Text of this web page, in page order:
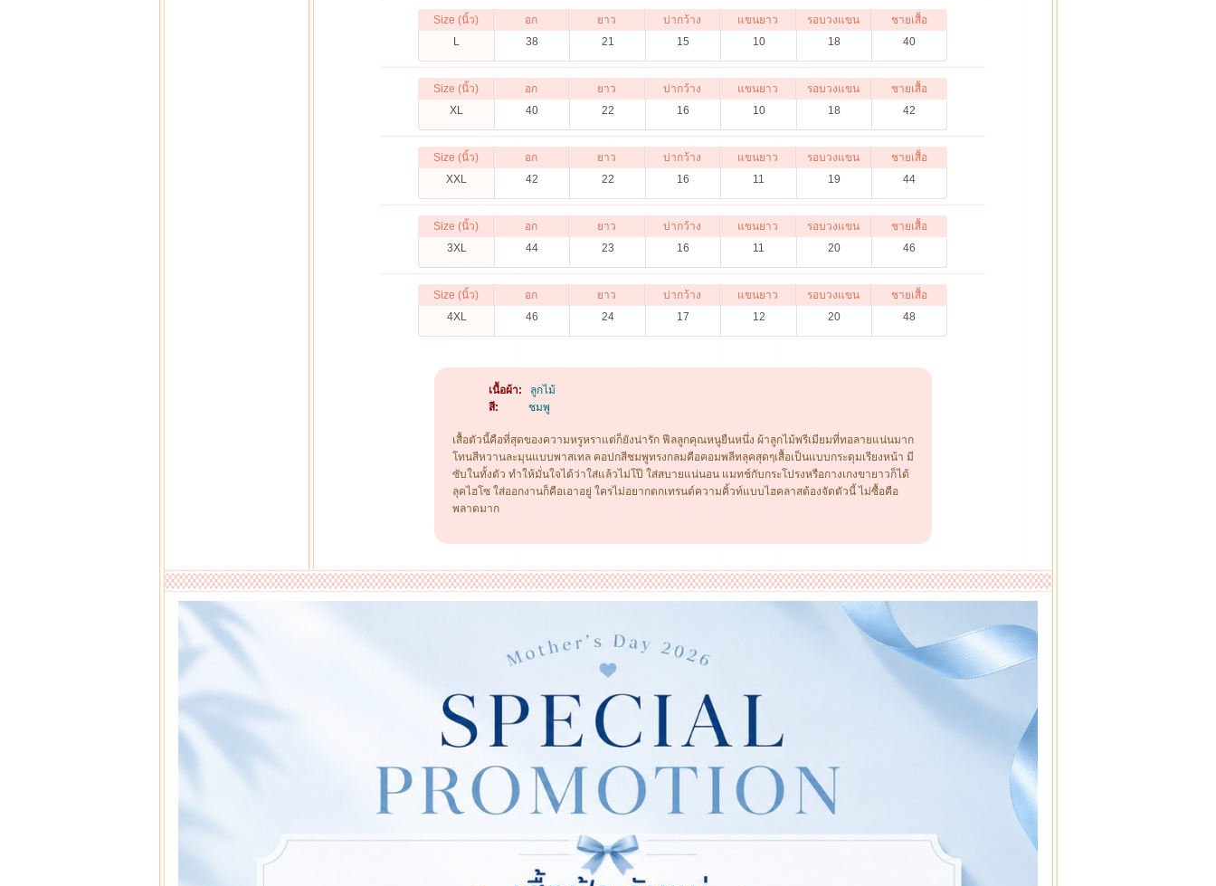
Size (นิ้ว)
L
อก
38
ยาว
21
บ่ากว้าง
15
แขนยาว
10
รอบวงแขน
18
ชายเสื้อ
40
Size (นิ้ว)
XL
อก
40
ยาว
22
บ่ากว้าง
16
แขนยาว
10
รอบวงแขน
18
ชายเสื้อ
42
Size (นิ้ว)
XXL
อก
42
ยาว
22
บ่ากว้าง
16
แขนยาว
11
รอบวงแขน
19
ชายเสื้อ
44
Size (นิ้ว)
3XL
อก
44
ยาว
23
บ่ากว้าง
16
แขนยาว
11
รอบวงแขน
20
ชายเสื้อ
46
Size (นิ้ว)
4XL
อก
46
ยาว
24
บ่ากว้าง
17
แขนยาว
12
รอบวงแขน
20
ชายเสื้อ
48
เนื้อผ้า:
ลูกไม้
สี:
ชมพู
เสื้อตัวนี้คือที่สุดของความหรูหราแต่ก็ยังน่ารัก ฟีลลูกคุณหนูยืนหนึ่ง ผ้าลูกไม้พรีเมียมที่ทอลายแน่นมาก
โทนสีหวานละมุนแบบพาสเทล คอปกสีชมพูทรงกลมคือคอมพลีทลุคสุดๆเสื้อเป็นแบบกระดุมเรียงหน้า มี
ซับในทั้งตัว ทำให้มั่นใจได้ว่าใส่แล้วไม่โป๊ ใส่สบายแน่นอน แมทช์กับกระโปรงหรือกางเกงขายาวก็ได้
ลุคไฮโซ ใส่ออกงานก็คือเอาอยู่ ใครไม่อยากตกเทรนด์ความคิ้วท์แบบไฮคลาสต้องจัดตัวนี้ ไม่ซื้อคือ
พลาดมาก